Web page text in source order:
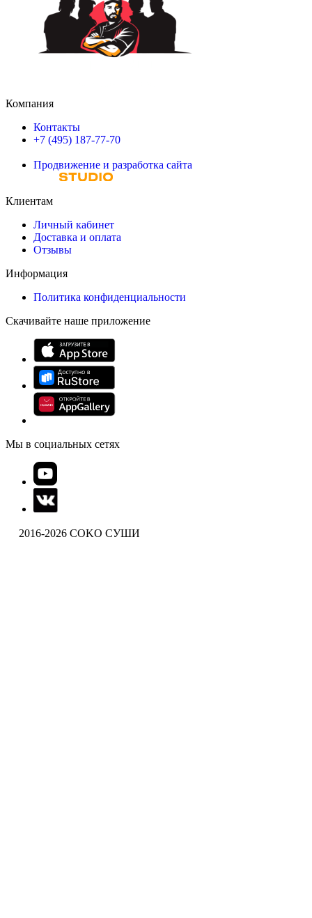
Компания
Контакты
+7 (495) 187-77-70
Продвижение и разработка сайта
Клиентам
Личный кабинет
Доставка и оплата
Отзывы
Информация
Политика конфиденциальности
Скачивайте наше приложение
Мы в социальных сетях
2016-2026 COKO СУШИ